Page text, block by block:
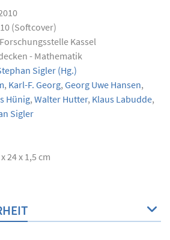
(Softcover)
Kassel
- Mathematik
Sigler (Hg.)
, Karl-F. Georg, Georg Uwe Hansen,
Hünig, Walter Hutter, Klaus Labudde,
Sigler
24 x 1,5 cm